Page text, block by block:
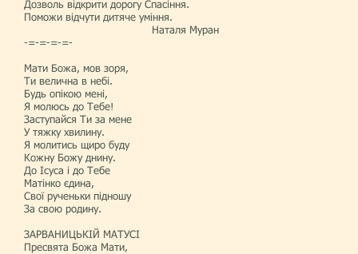
Дозволь відкрити дорогу Спасіння.
Поможи відчути дитяче уміння.
Наталя Муран
-=-=-=-=-
Мати Божа, мов зоря,
Ти велична в небі.
Будь опікою мені,
Я молюсь до Тебе!
Заступайся Ти за мене
У тяжку хвилину.
Я молитись щиро буду
Кожну Божу днину.
До Ісуса і до Тебе
Матінко єдина,
Свої рученьки підношу
За свою родину.
ЗАРВАНИЦЬКІЙ МАТУСІ
Пресвята Божа Мати,